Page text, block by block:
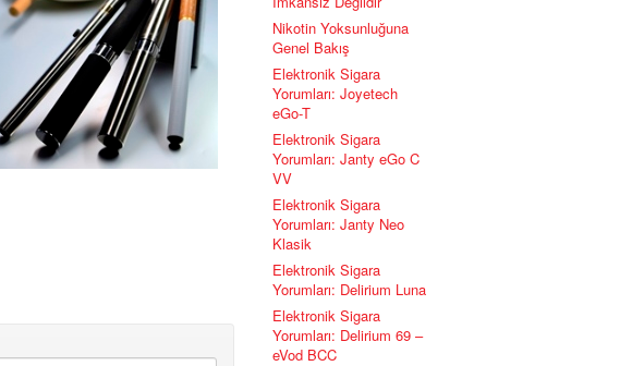
Nikotin Yoksunluğuna
Genel Bakış
Elektronik Sigara
Yorumları: Joyetech
eGo-T
Elektronik Sigara
Yorumları: Janty eGo C
VV
Elektronik Sigara
Yorumları: Janty Neo
Klasik
Elektronik Sigara
Yorumları: Delirium Luna
Elektronik Sigara
Yorumları: Delirium 69 –
eVod BCC